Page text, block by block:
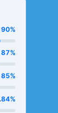
90%
87%
85%
84%